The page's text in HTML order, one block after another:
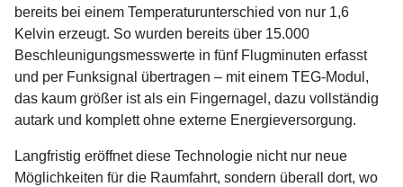
bereits bei einem Temperaturunterschied von nur 1,6
Kelvin erzeugt. So wurden bereits über 15.000
Beschleunigungsmesswerte in fünf Flugminuten erfasst
und per Funksignal übertragen – mit einem TEG-Modul,
das kaum größer ist als ein Fingernagel, dazu vollständig
autark und komplett ohne externe Energieversorgung.
Langfristig eröffnet diese Technologie nicht nur neue
Möglichkeiten für die Raumfahrt, sondern überall dort, wo